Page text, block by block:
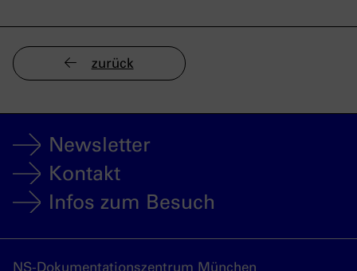
zurück
Newsletter
Kontakt
Infos zum Besuch
NS-Dokumentationszentrum München